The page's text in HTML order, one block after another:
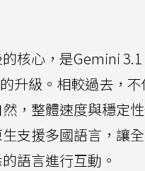
核心，是Gemini 3.1
升級。相較過去，
，整體速度與穩定
支援多國語言，讓
語言進行互動。